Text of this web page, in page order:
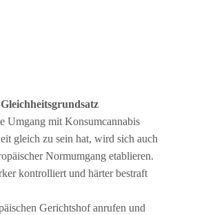
Umgang mit Konsumcannabis
gleich zu sein hat, wird sich auch
Normumgang etablieren.
kontrolliert und härter bestraft
Gerichtshof anrufen und